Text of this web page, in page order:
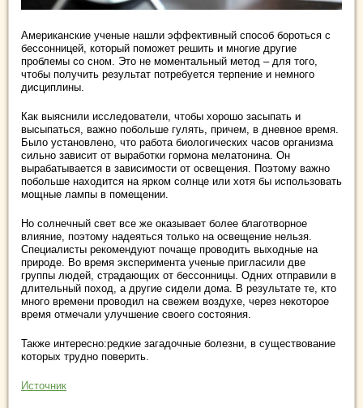
Американские ученые нашли эффективный способ бороться с
бессонницей, который поможет решить и многие другие
проблемы со сном. Это не моментальный метод – для того,
чтобы получить результат потребуется терпение и немного
дисциплины.
Как выяснили исследователи, чтобы хорошо засыпать и
высыпаться, важно побольше гулять, причем, в дневное время.
Было установлено, что работа биологических часов организма
сильно зависит от выработки гормона мелатонина. Он
вырабатывается в зависимости от освещения. Поэтому важно
побольше находится на ярком солнце или хотя бы использовать
мощные лампы в помещении.
Но солнечный свет все же оказывает более благотворное
влияние, поэтому надеяться только на освещение нельзя.
Специалисты рекомендуют почаще проводить выходные на
природе. Во время эксперимента ученые пригласили две
группы людей, страдающих от бессонницы. Одних отправили в
длительный поход, а другие сидели дома. В результате те, кто
много времени проводил на свежем воздухе, через некоторое
время отмечали улучшение своего состояния.
Также интересно:редкие загадочные болезни, в существование
которых трудно поверить.
Источник